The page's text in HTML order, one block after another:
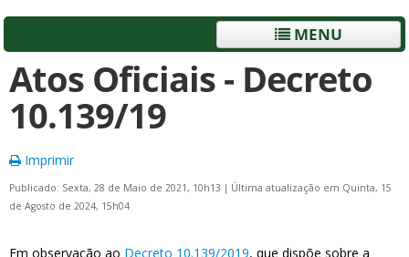
MENU
Atos Oficiais - Decreto
10.139/19
Imprimir
Publicado: Sexta, 28 de Maio de 2021, 10h13 | Última atualização em Quinta, 15
de Agosto de 2024, 15h04
Em observação ao Decreto 10.139/2019, que dispõe sobre a